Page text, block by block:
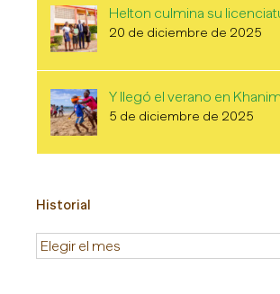
Helton culmina su
20 de diciembre de 2025
Y llegó el verano en
5 de diciembre de 2025
Historial
Historial